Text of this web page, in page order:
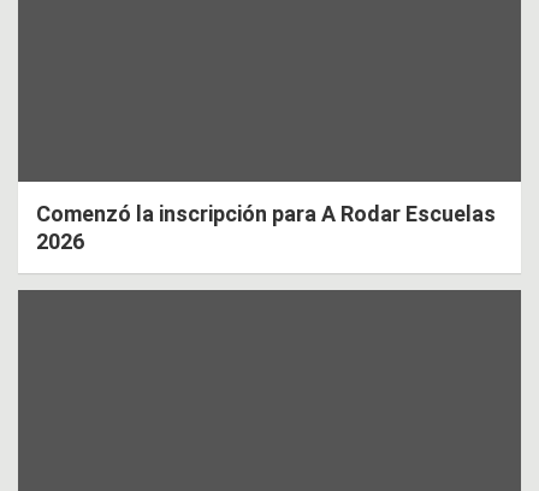
Comenzó la inscripción para A Rodar Escuelas
2026